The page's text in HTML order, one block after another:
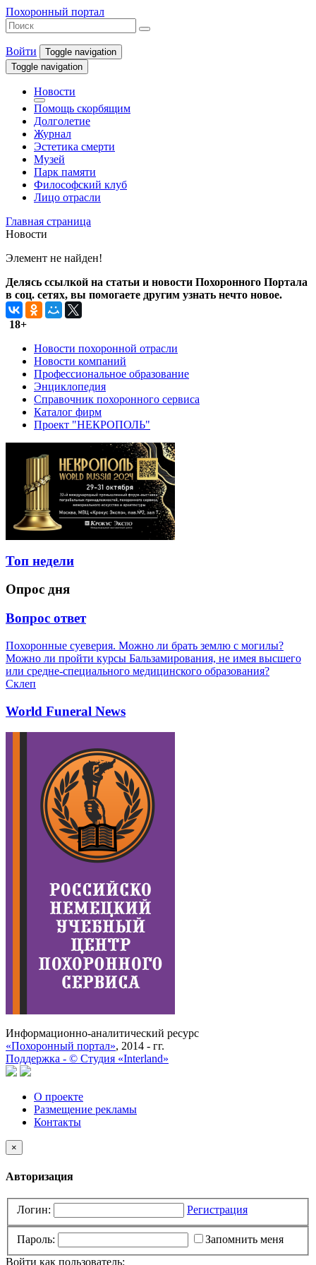
Похоронный портал
Войти
Toggle navigation
Toggle navigation
Новости
Помощь скорбящим
Долголетие
Журнал
Эстетика смерти
Музей
Парк памяти
Философский клуб
Лицо отрасли
Главная страница
Новости
Элемент не найден!
Делясь ссылкой на статьи и новости Похоронного Портала
в соц. сетях, вы помогаете другим узнать нечто новое.
18+
Новости похоронной отрасли
Новости компаний
Профессиональное образование
Энциклопедия
Справочник похоронного сервиса
Каталог фирм
Проект "НЕКРОПОЛЬ"
Топ недели
Опрос дня
Вопрос ответ
Похоронные суеверия. Можно ли брать землю с могилы?
Можно ли пройти курсы Бальзамирования, не имея высшего
или средне-специального медицинского образования?
Склеп
World Funeral News
Информационно-аналитический ресурс
«Похоронный портал», 2014 - гг.
Поддержка - © Cтудия «Interland»
О проекте
Размещение рекламы
Контакты
×
Авторизация
Логин: Регистрация
Пароль:
Запомнить меня
Войти как пользователь: